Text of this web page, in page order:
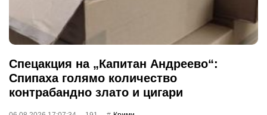
Спецакция на „Капитан Андреево“:
Спипаха голямо количество
контрабандно злато и цигари